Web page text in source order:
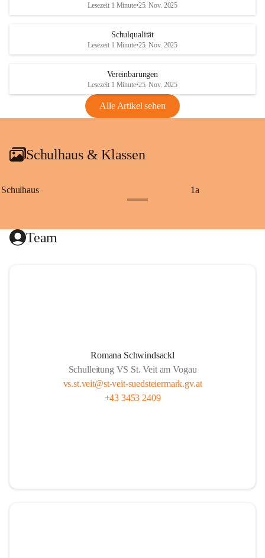
Lesezeit 1 Minute•25. Nov. 2025
Schulqualität
Lesezeit 1 Minute•25. Nov. 2025
Vereinbarungen
Lesezeit 1 Minute•25. Nov. 2025
Alle Artikel sehen
Schulhaus & Klassen
Schulhaus 1a
Team
Romana Schwindsackl
Schulleitung VS St. Veit am Vogau
vs.st.veit@st-veit-suedsteiermark.gv.at
+43 3453 2409